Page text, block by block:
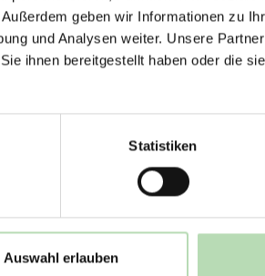
geben wir Informationen zu
und Analysen weiter. Unsere
ihnen bereitgestellt haben oder die
Statistiken
Auswahl erlauben
Hochwertige Qualität | Millimetergenau
AGB
Jetzt zum Newsletter
Mit der Anmeldung erklärst du dich damit
E-Mails von uns zu erhalten.